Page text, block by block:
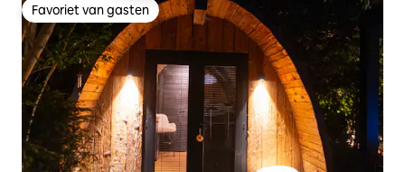
Favoriet van gasten
Favoriet van gasten